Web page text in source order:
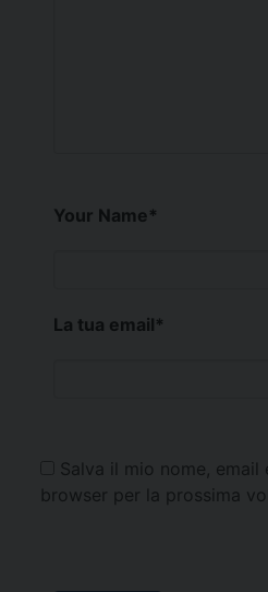
Your Name*
La tua email*
Salva il mio nome,
browser per la prossima